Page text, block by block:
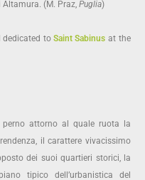
(M. Praz, Puglia)
dedicated to Saint Sabinus at the
perno attorno al quale ruota la
il carattere vivacissimo
dei suoi quartieri storici, la
tipico dell’urbanistica del